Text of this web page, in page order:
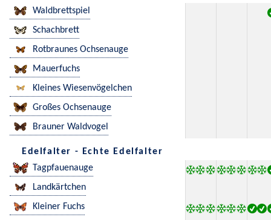
Waldbrettspiel
Schachbrett
Rotbraunes Ochsenauge
Mauerfuchs
Kleines Wiesenvögelchen
Großes Ochsenauge
Brauner Waldvogel
Edelfalter - Echte Edelfalter
Tagpfauenauge
Landkärtchen
Kleiner Fuchs